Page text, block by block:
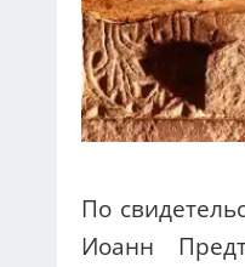
По
Иоанн